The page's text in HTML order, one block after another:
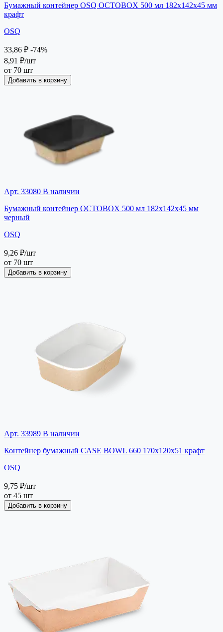
Бумажный контейнер OSQ OCTOBOX 500 мл 182х142х45 мм
крафт
OSQ
33,86 ₽ -74%
8,91 ₽/шт
от 70 шт
Добавить в корзину
Арт. 33080 В наличии
Бумажный контейнер OCTOBOX 500 мл 182х142х45 мм
черный
OSQ
9,26 ₽/шт
от 70 шт
Добавить в корзину
Арт. 33989 В наличии
Контейнер бумажный CASE BOWL 660 170х120х51 крафт
OSQ
9,75 ₽/шт
от 45 шт
Добавить в корзину